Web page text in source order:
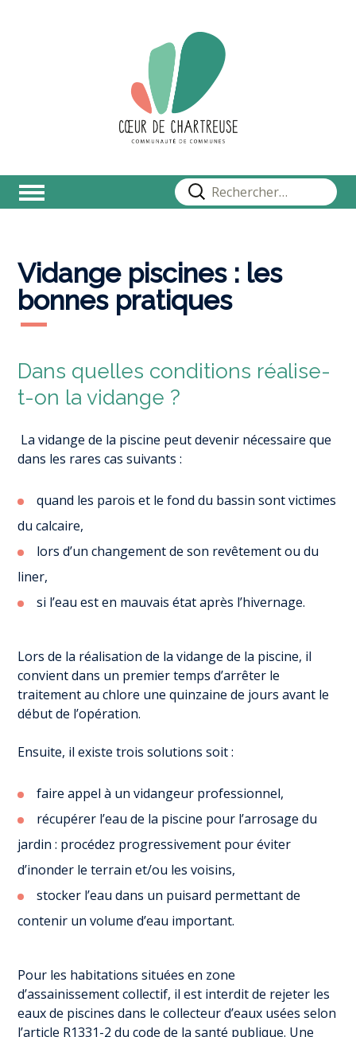
Rechercher :
Vidange piscines : les
bonnes pratiques
Dans quelles conditions réalise-
t-on la vidange ?
La vidange de la piscine peut devenir nécessaire que
dans les rares cas suivants :
quand les parois et le fond du bassin sont victimes
du calcaire,
lors d’un changement de son revêtement ou du
liner,
si l’eau est en mauvais état après l’hivernage.
Lors de la réalisation de la vidange de la piscine, il
convient dans un premier temps d’arrêter le
traitement au chlore une quinzaine de jours avant le
début de l’opération.
Ensuite, il existe trois solutions soit :
faire appel à un vidangeur professionnel,
récupérer l’eau de la piscine pour l’arrosage du
jardin : procédez progressivement pour éviter
d’inonder le terrain et/ou les voisins,
stocker l’eau dans un puisard permettant de
contenir un volume d’eau important.
Pour les habitations situées en zone
d’assainissement collectif, il est interdit de rejeter les
eaux de piscines dans le collecteur d’eaux usées selon
l’article R1331-2 du code de la santé publique. Une